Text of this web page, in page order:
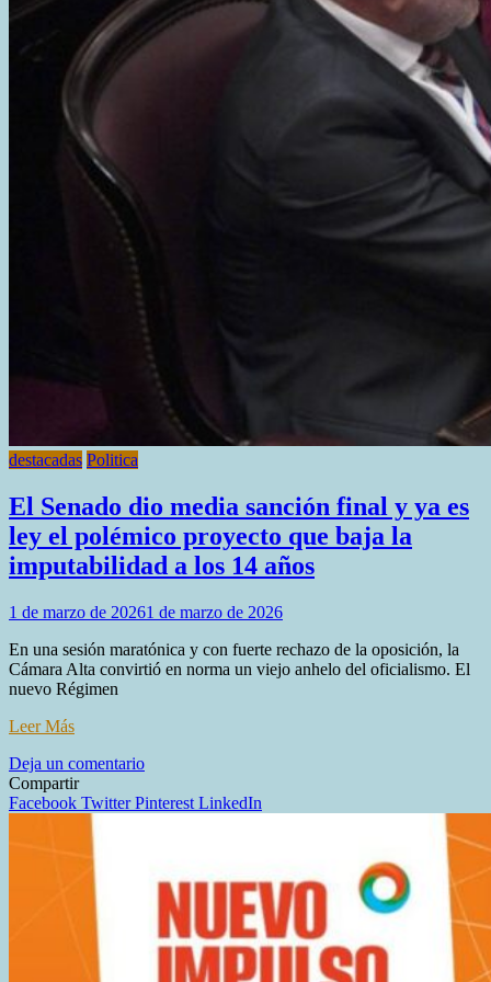
destacadas Politica
El Senado dio media sanción final y ya es
ley el polémico proyecto que baja la
imputabilidad a los 14 años
1 de marzo de 20261 de marzo de 2026
En una sesión maratónica y con fuerte rechazo de la oposición, la
Cámara Alta convirtió en norma un viejo anhelo del oficialismo. El
nuevo Régimen
Leer Más
Deja un comentarioen
Senado
final
es
Compartir
Facebook TwitterPinterest LinkedIn